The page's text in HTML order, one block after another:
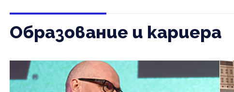
Образование и кариера